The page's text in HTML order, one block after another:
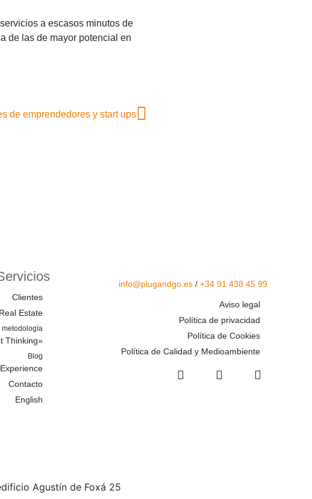
a escasos minutos de
de las de mayor potencial en
de emprendedores y start ups
Clientes
Real Estate
metodología
Thinking»
Blog
Contacto
English
info@plugandgo.es/ +34 91 438 45 99
Aviso legal
Política de privacidad
Política de Cookies
Política de Calidad y Medioambiente
Agustín de Foxá 25